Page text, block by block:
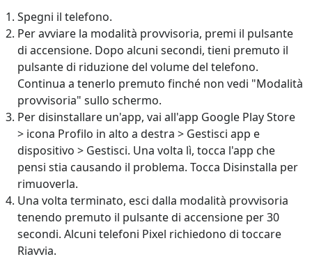
Spegni il telefono.
Per avviare la modalità provvisoria, premi il pulsante
di accensione. Dopo alcuni secondi, tieni premuto il
pulsante di riduzione del volume del telefono.
Continua a tenerlo premuto finché non vedi "Modalità
provvisoria" sullo schermo.
Per disinstallare un'app, vai all'app Google Play Store
> icona Profilo in alto a destra > Gestisci app e
dispositivo > Gestisci. Una volta lì, tocca l'app che
pensi stia causando il problema. Tocca Disinstalla per
rimuoverla.
Una volta terminato, esci dalla modalità provvisoria
tenendo premuto il pulsante di accensione per 30
secondi. Alcuni telefoni Pixel richiedono di toccare
Riavvia.